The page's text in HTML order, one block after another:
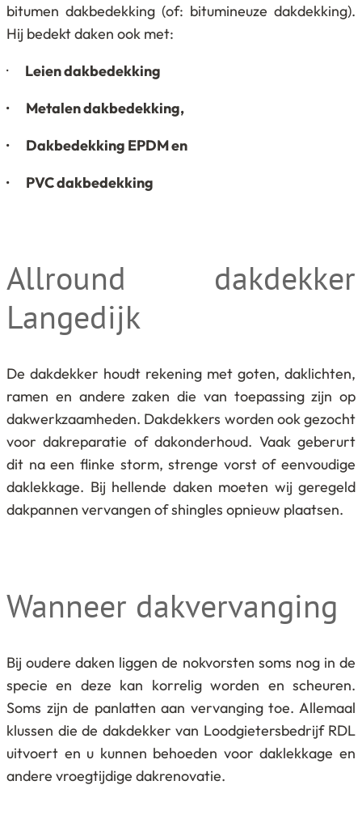
bitumen dakbedekking (of: bitumineuze dakdekking).
Hij bedekt daken ook met:
·Leien dakbedekking
· Metalen dakbedekking,
· Dakbedekking EPDM en
· PVC dakbedekking
Allround dakdekker
Langedijk
De dakdekker houdt rekening met goten, daklichten,
ramen en andere zaken die van toepassing zijn op
dakwerkzaamheden. Dakdekkers worden ook gezocht
voor dakreparatie of dakonderhoud. Vaak geberurt
dit na een flinke storm, strenge vorst of eenvoudige
daklekkage. Bij hellende daken moeten wij geregeld
dakpannen vervangen of shingles opnieuw plaatsen.
Wanneer dakvervanging
Bij oudere daken liggen de nokvorsten soms nog in de
specie en deze kan korrelig worden en scheuren.
Soms zijn de panlatten aan vervanging toe. Allemaal
klussen die de dakdekker van Loodgietersbedrijf RDL
uitvoert en u kunnen behoeden voor daklekkage en
andere vroegtijdige dakrenovatie.